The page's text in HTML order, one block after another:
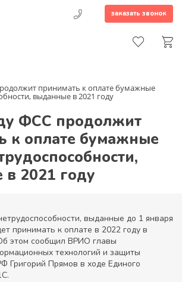
заказать звонок
принимать к оплате бумажные
выданные в 2021 году
ФСС продолжит
к оплате бумажные
2021 году
выданные до 1 января
принимать к оплате в 2022 году в
этом сообщил ВРИО главы
технологий и защиты
Григорий Прямов в ходе Единого